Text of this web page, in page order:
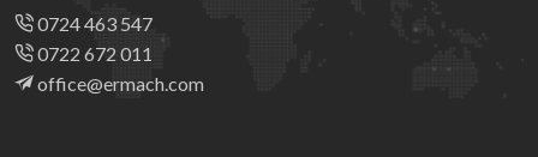
0724 463 547
0722 672 011
office@ermach.com